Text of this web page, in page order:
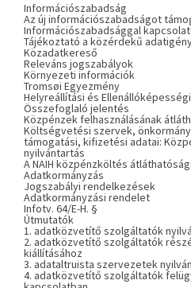
Információszabadság
Az új információszabadságot
Információszabadsággal
Tájékoztató a közérdekű
Közadatkereső
Releváns jogszabályok
Környezeti információk
Tromsøi Egyezmény
Helyreállítási és
Összefoglaló jelentés
Közpénzek felhasználásának
Költségvetési szervek,
támogatási, kifizetési adatai:
nyilvántartás
A NAIH közpénzköltés
Adatkormányzás
Jogszabályi rendelkezések
Adatkormányzási rendelet
Infotv. 64/E-H. §
Útmutatók
1. adatközvetítő szolgáltatók
2. adatközvetítő szolgáltatók
kiállításához
3. adataltruista szervezetek
4. adatközvetítő szolgáltatók